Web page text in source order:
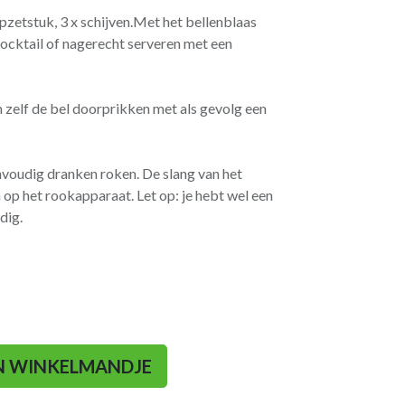
3 x schijven.Met het bellenblaas
of nagerecht serveren met een
de bel doorprikken met als gevolg een
dranken roken. De slang van het
het rookapparaat. Let op: je hebt wel een
WINKELMANDJE